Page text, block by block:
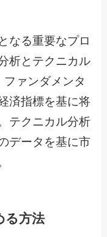
なる重要なプロ
析とテクニカル
ァンダメンタ
済指標を基に将
テクニカル分析
データを基に市
る方法